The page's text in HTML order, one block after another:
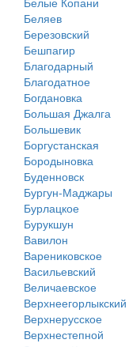
Беляев
Березовский
Бешпагир
Благодарный
Благодатное
Богдановка
Большая Джалга
Большевик
Боргустанская
Бородыновка
Буденновск
Бургун-Маджары
Бурлацкое
Бурукшун
Вавилон
Варениковское
Васильевский
Величаевское
Верхнеегорлыкский
Верхнерусское
Верхнестепной